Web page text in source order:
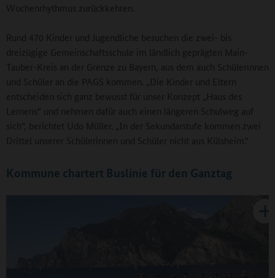
Wochenrhythmus zurückkehren.
Rund 470 Kinder und Jugendliche besuchen die zwei- bis
dreizügige Gemeinschaftsschule im ländlich geprägten Main-
Tauber-Kreis an der Grenze zu Bayern, aus dem auch Schülerinnen
und Schüler an die PAGS kommen. „Die Kinder und Eltern
entscheiden sich ganz bewusst für unser Konzept „Haus des
Lernens“ und nehmen dafür auch einen längeren Schulweg auf
sich“, berichtet Udo Müller. „In der Sekundarstufe kommen zwei
Drittel unserer Schülerinnen und Schüler nicht aus Külsheim.“
Kommune chartert Buslinie für den Ganztag